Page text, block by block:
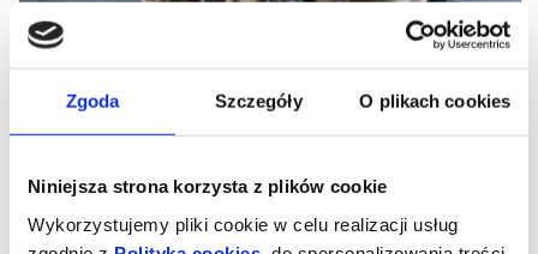
Zgoda Szczegóły O plikach cookies
Niniejsza strona korzysta z plików cookie
Wykorzystujemy pliki cookie w celu realizacji usług